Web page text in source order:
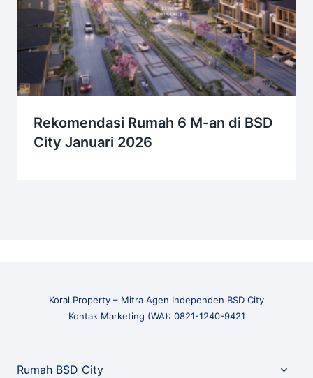
Rekomendasi Rumah 6 M-an di BSD
City Januari 2026
Koral Property – Mitra Agen Independen BSD City
Kontak Marketing (WA): 0821-1240-9421
Rumah BSD City
Toggle